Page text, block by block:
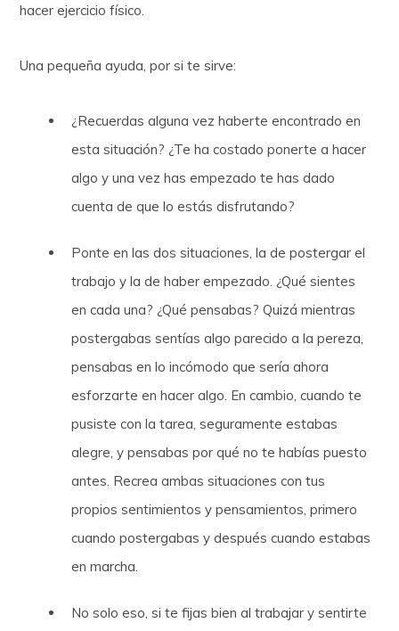
hacer ejercicio físico.
Una pequeña ayuda, por si te sirve:
¿Recuerdas alguna vez haberte encontrado en
esta situación? ¿Te ha costado ponerte a hacer
algo y una vez has empezado te has dado
cuenta de que lo estás disfrutando?
Ponte en las dos situaciones, la de postergar el
trabajo y la de haber empezado. ¿Qué sientes
en cada una? ¿Qué pensabas? Quizá mientras
postergabas sentías algo parecido a la pereza,
pensabas en lo incómodo que sería ahora
esforzarte en hacer algo. En cambio, cuando te
pusiste con la tarea, seguramente estabas
alegre, y pensabas por qué no te habías puesto
antes. Recrea ambas situaciones con tus
propios sentimientos y pensamientos, primero
cuando postergabas y después cuando estabas
en marcha.
No solo eso, si te fijas bien al trabajar y sentirte